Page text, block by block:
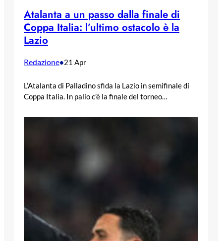
Atalanta a un passo dalla finale di
Coppa Italia: l’ultimo ostacolo è la
Lazio
Redazione•21 Apr
L’Atalanta di Palladino sfida la Lazio in semifinale di
Coppa Italia. In palio c’è la finale del torneo…